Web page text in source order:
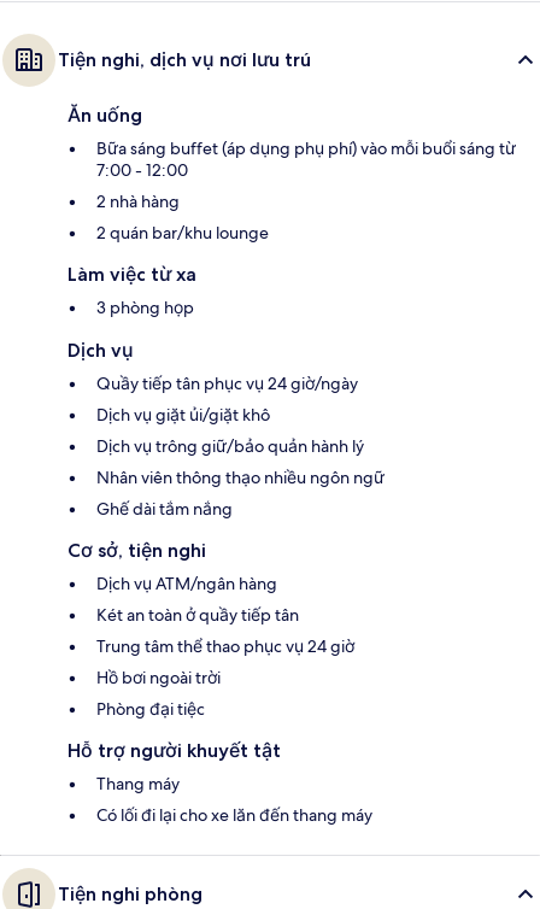
Tiện nghi, dịch vụ nơi lưu trú
Ăn uống
Bữa sáng buffet (áp dụng phụ phí) vào mỗi buổi sáng từ
7:00 - 12:00
2 nhà hàng
2 quán bar/khu lounge
Làm việc từ xa
3 phòng họp
Dịch vụ
Quầy tiếp tân phục vụ 24 giờ/ngày
Dịch vụ giặt ủi/giặt khô
Dịch vụ trông giữ/bảo quản hành lý
Nhân viên thông thạo nhiều ngôn ngữ
Ghế dài tắm nắng
Cơ sở, tiện nghi
Dịch vụ ATM/ngân hàng
Két an toàn ở quầy tiếp tân
Trung tâm thể thao phục vụ 24 giờ
Hồ bơi ngoài trời
Phòng đại tiệc
Hỗ trợ người khuyết tật
Thang máy
Có lối đi lại cho xe lăn đến thang máy
Tiện nghi phòng